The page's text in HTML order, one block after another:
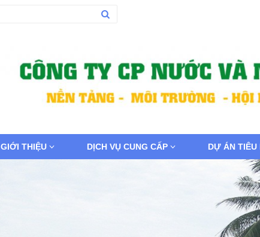
GIỚI THIỆU DỊCH VỤ CUNG CẤP DỰ ÁN TIÊU